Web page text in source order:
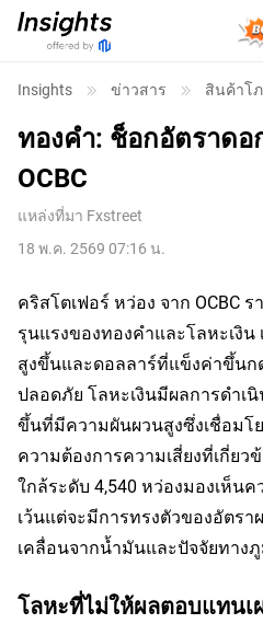
Insights ข่าวสาร สินค้าโ
ทองคำ: ช็อกอัตราด
OCBC
แหล่งที่มา Fxstreet
18 พ.ค. 2569 07:16 น.
คริสโตเฟอร์ หว่อง จาก OCBC
รุนแรงของทองคำและโลหะเงิ
สูงขึ้นและดอลลาร์ที่แข็งค่าขึ้น
ปลอดภัย โลหะเงินมีผลการดำเ
ขึ้นที่มีความผันผวนสูงซึ่งเชื่อมโ
ความต้องการความเสี่ยงที่เกี่ย
ใกล้ระดับ 4,540 หว่องมองเห็น
เว้นแต่จะมีการทรงตัวของอัตร
เคลื่อนจากน้ำมันและปัจจัยทาง
โลหะที่ไม่ให้ผลตอบแทน